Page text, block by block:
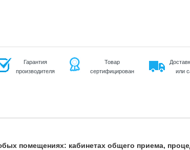
Гарантия
производителя
Товар
сертифицирован
или
помещениях: кабинетах общего приема,